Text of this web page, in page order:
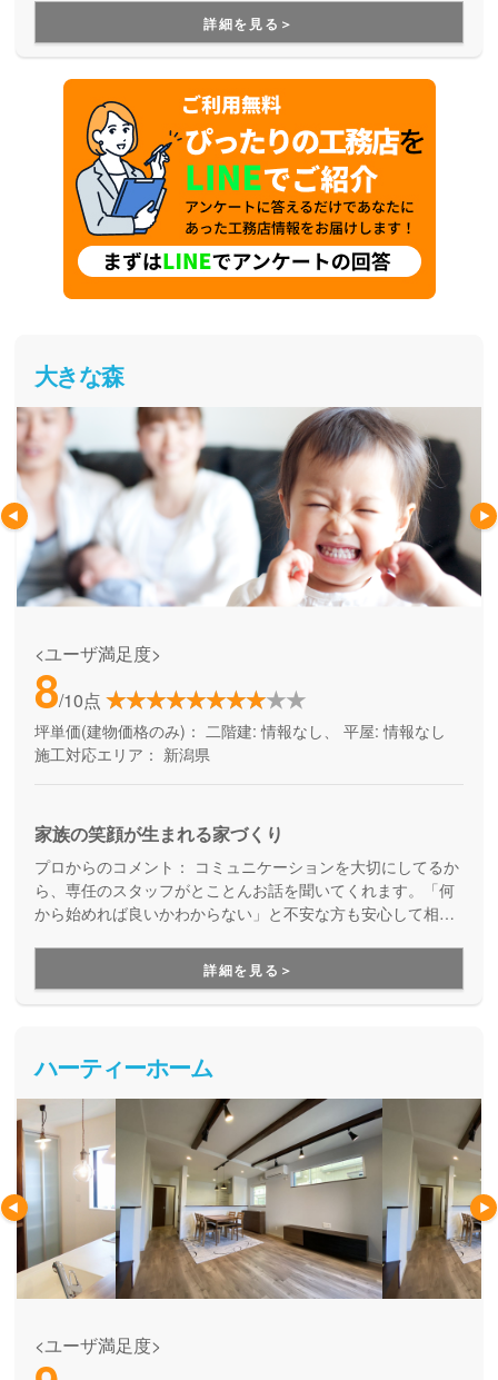
し、地上からだけでなくドローンで空中からも確認を行うこ
とで、2階部分からの景色や、光の入り方、空気の流れなどを
シミュレーションした上で、『窓を開けて緑や風を感じ、自
然やご近所と共生していく住まい』を実現してくれます。細
かいところまで記載があって体感しやすいモデルハウスは一
見の価値ありです。
詳細を見る＞
大きな森
<ユーザ満足度>
8/10点
坪単価(建物価格のみ)： 二階建: 情報なし、 平屋: 情報なし
施工対応エリア： 新潟県
家族の笑顔が生まれる家づくり
プロからのコメント： コミュニケーションを大切にしてるか
ら、専任のスタッフがとことんお話を聞いてくれます。「何
から始めれば良いかわからない」と不安な方も安心して相談
詳細を見る＞
ハーティーホーム
<ユーザ満足度>